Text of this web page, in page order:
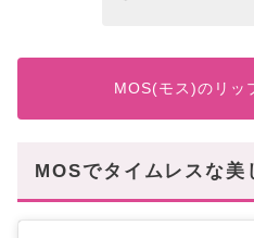
MOS(モス)のリッ
MOSでタイムレスな美